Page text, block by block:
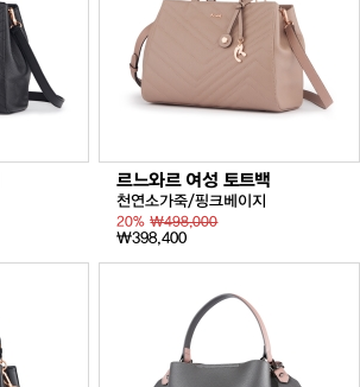
르느와르 여성 토트백
천연소가죽/핑크베이지
20%₩498,000
₩398,400